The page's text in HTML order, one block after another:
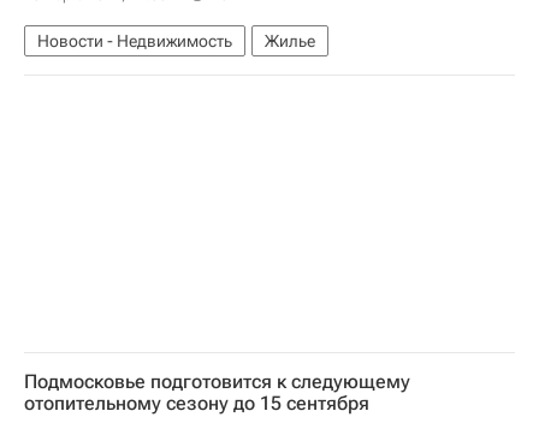
Новости - Недвижимость Жилье
Подмосковье подготовится к следующему
отопительному сезону до 15 сентября